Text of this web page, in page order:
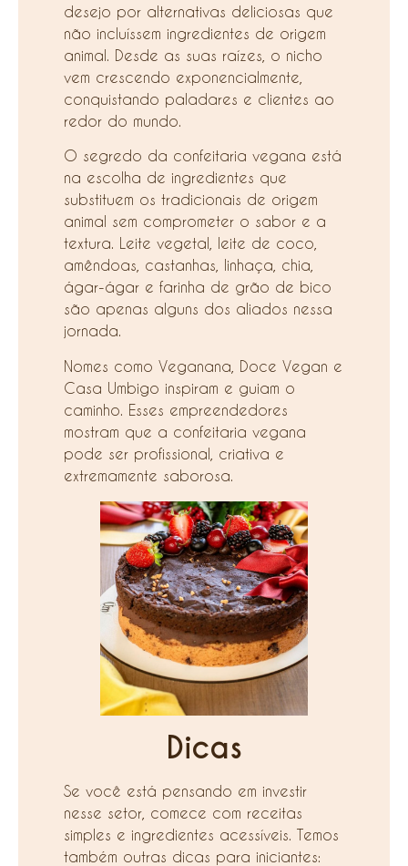
desejo por alternativas deliciosas que
não incluíssem ingredientes de origem
animal. Desde as suas raízes, o nicho
vem crescendo exponencialmente,
conquistando paladares e clientes ao
redor do mundo.
O segredo da confeitaria vegana está
na escolha de ingredientes que
substituem os tradicionais de origem
animal sem comprometer o sabor e a
textura. Leite vegetal, leite de coco,
amêndoas, castanhas, linhaça, chia,
ágar-ágar e farinha de grão de bico
são apenas alguns dos aliados nessa
jornada.
Nomes como Veganana, Doce Vegan e
Casa Umbigo inspiram e guiam o
caminho. Esses empreendedores
mostram que a confeitaria vegana
pode ser profissional, criativa e
extremamente saborosa.
Dicas
Se você está pensando em investir
nesse setor, comece com receitas
simples e ingredientes acessíveis. Temos
também outras dicas para iniciantes: